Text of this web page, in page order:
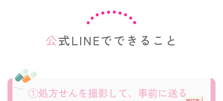
公式LINEでできること
①処方せんを撮影して、事前に送る